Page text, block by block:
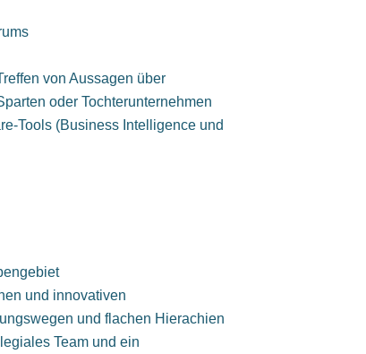
von Aussagen über
oder Tochterunternehmen
Tools (Business Intelligence und
und innovativen
und flachen Hierachien
Team und ein